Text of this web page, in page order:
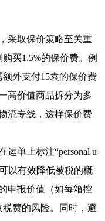
采取保价策略至关重
买1.5%的保价费。例
外支付15袁的保价费
高价值商品拆分为多
流专线，这样保价费
单上标注“personal u
以有效降低被税的概
申报价值（如每箱控
费的风险。同时，避